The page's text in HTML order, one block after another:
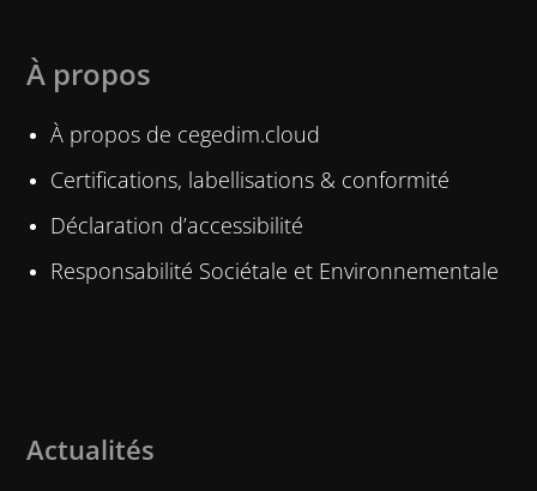
À propos
À propos de cegedim.cloud
Certifications, labellisations & conformité
Déclaration d’accessibilité
Responsabilité Sociétale et Environnementale
Actualités